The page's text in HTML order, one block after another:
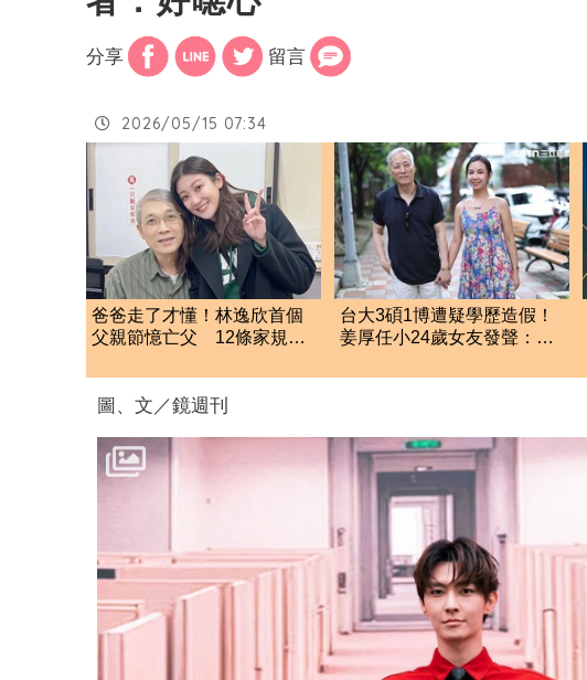
分享 留言
2026/05/15 07:34
爸爸走了才懂！林逸欣首個
父親節憶亡父 12條家規逼
台大3碩1博遭疑學歷造假！
姜厚任小24歲女友發聲：不
圖、文／鏡週刊